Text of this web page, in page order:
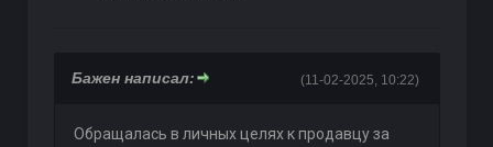
(11-02-2025, 10:22)
Бажен написал:
Обращалась в личных целях к продавцу за